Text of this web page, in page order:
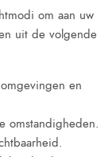
om aan uw
uit de volgende
en
omstandigheden.